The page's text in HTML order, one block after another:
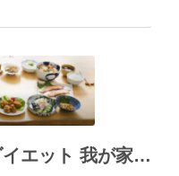
大豆粉の活用で低糖質ダイエット 我が家で試しておいしかったレシピについて